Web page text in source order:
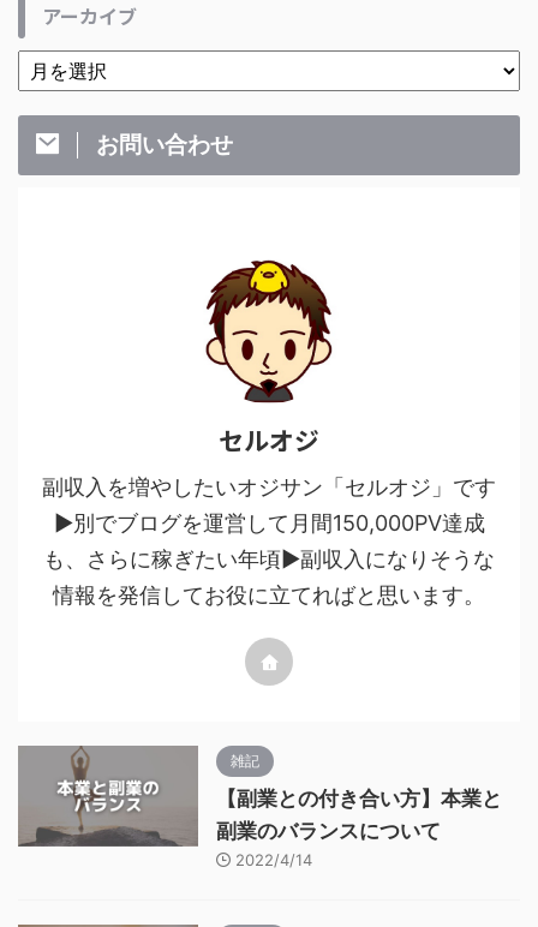
アーカイブ
お問い合わせ
セルオジ
副収入を増やしたいオジサン「セルオジ」です
▶別でブログを運営して月間150,000PV達成
も、さらに稼ぎたい年頃▶副収入になりそうな
情報を発信してお役に立てればと思います。
雑記
【副業との付き合い方】本業と
副業のバランスについて
2022/4/14